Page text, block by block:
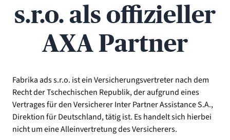
s.r.o. als offizieller
AXA Partner
Fabrika ads s.r.o. ist ein Versicherungsvertreter nach dem
Recht der Tschechischen Republik, der aufgrund eines
Vertrages für den Versicherer Inter Partner Assistance S.A.,
Direktion für Deutschland, tätig ist. Es handelt sich hierbei
nicht um eine Alleinvertretung des Versicherers.